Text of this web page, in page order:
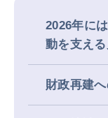
2026年に
動を支え
財政再建